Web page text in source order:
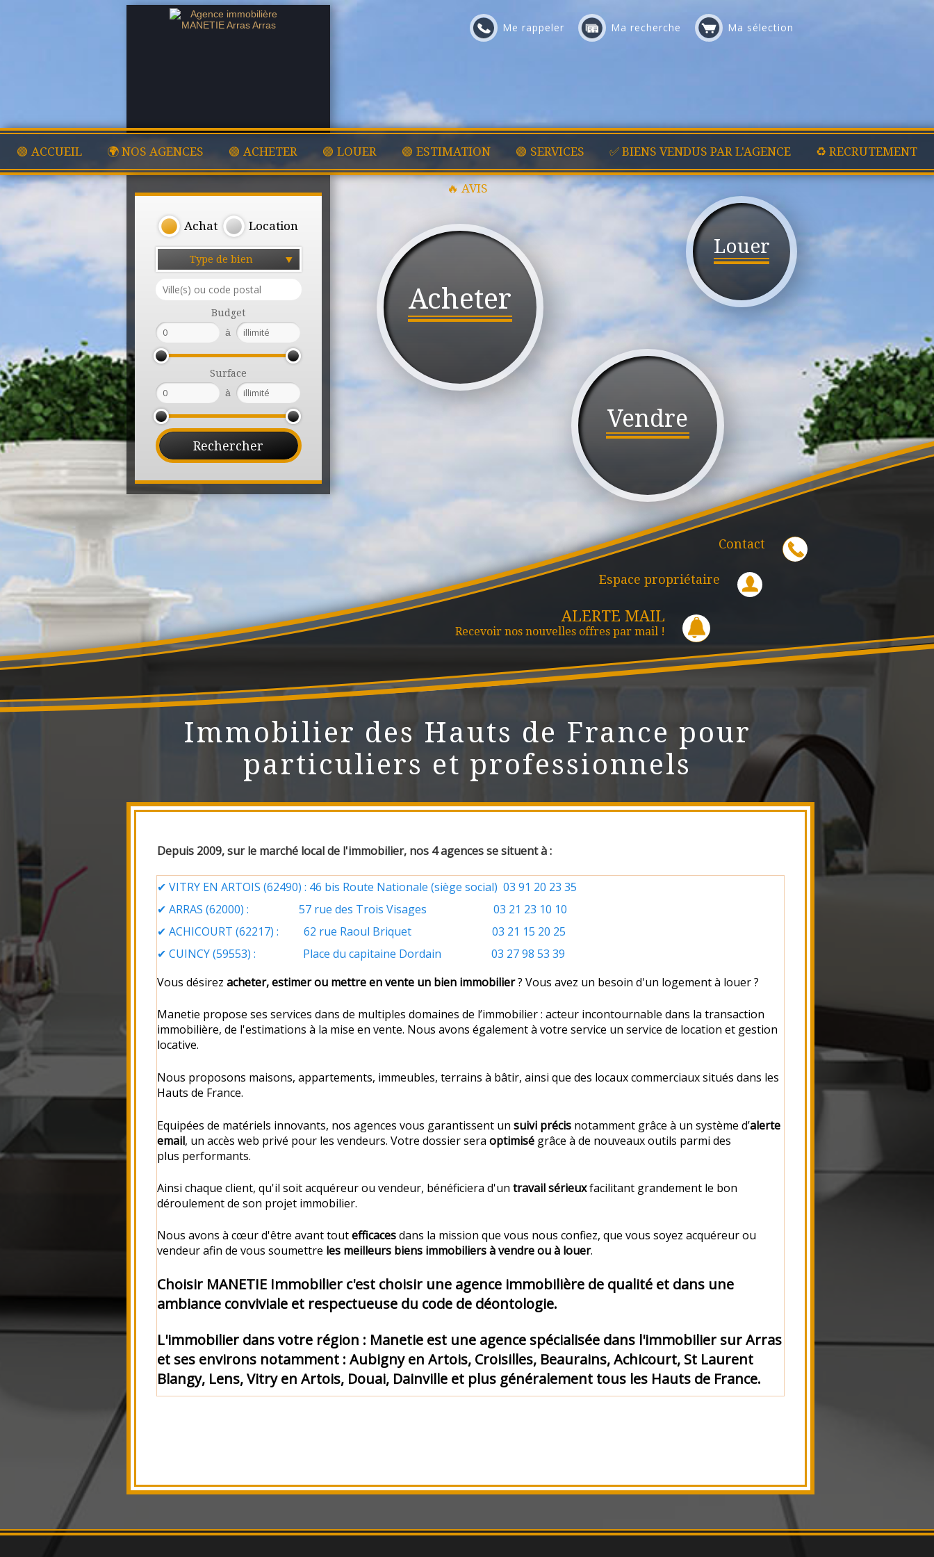
Me rappeler Ma recherche Ma sélection
🟢 ACCUEIL 🌍 NOS AGENCES 🟢 ACHETER 🟢 LOUER 🟢 ESTIMATION 🟢 SERVICES ✅ BIENS VENDUS PAR L'AGENCE ♻️ RECRUTEMENT
🔥 AVIS
Achat Location
Type de bien
Budget
à
Surface
à
Vendre
Louer
Acheter
Contact
Espace propriétaire
ALERTE MAIL
Recevoir nos nouvelles offres par mail !
Immobilier des Hauts de France pour
particuliers et professionnels
Depuis 2009, sur le marché local de l'immobilier, nos 4 agences se situent à :
✔ VITRY EN ARTOIS (62490) : 46 bis Route Nationale (siège social) 03 91 20 23 35
✔ ARRAS (62000) : 57 rue des Trois Visages 03 21 23 10 10
✔ ACHICOURT (62217) : 62 rue Raoul Briquet 03 21 15 20 25
✔ CUINCY (59553) : Place du capitaine Dordain 03 27 98 53 39
Vous désirez acheter, estimer ou mettre en vente un bien immobilier? Vous avez un besoin d'un logement à louer ?
Manetie propose ses services dans de multiples domaines de l’immobilier : acteur incontournable dans la transaction
immobilière, de l'estimations à la mise en vente. Nous avons également à votre service un service de location et gestion
locative.
Nous proposons maisons, appartements, immeubles, terrains à bâtir, ainsi que des locaux commerciaux situés dans les
Hauts de France.
Equipées de matériels innovants, nos agences vous garantissent un suivi précis notamment grâce à un système d’alerte
email, un accès web privé pour les vendeurs. Votre dossier sera optimisé grâce à de nouveaux outils parmi des
plus performants.
Ainsi chaque client, qu'il soit acquéreur ou vendeur, bénéficiera d'un travail sérieuxfacilitant grandement le bon
déroulement de son projet immobilier.
Nous avons à cœur d'être avant toutefficacesdans la mission que vous nous confiez, que vous soyez acquéreur ou
vendeur afin de vous soumettre les meilleurs biens immobiliers à vendre ou à louer.
Choisir MANETIE Immobilier c'est choisir une agence immobilière de qualité et dans une
ambiance conviviale et respectueuse du code de déontologie.
L'immobilier dans votre région : Manetie est une agence spécialisée dans l'immobilier sur Arras
et ses environs notamment : Aubigny en Artois, Croisilles, Beaurains, Achicourt, St Laurent
Blangy, Lens, Vitry en Artois, Douai, Dainville et plus généralement tous les Hauts de France.